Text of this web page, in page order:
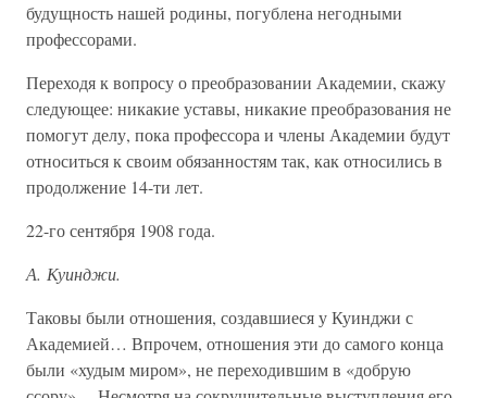
будущность нашей родины, погублена негодными
профессорами.
Переходя к вопросу о преобразовании Академии, скажу
следующее: никакие уставы, никакие преобразования не
помогут делу, пока профессора и члены Академии будут
относиться к своим обязанностям так, как относились в
продолжение 14-ти лет.
22-го сентября 1908 года.
А. Куинджи.
Таковы были отношения, создавшиеся у Куинджи с
Академией… Впрочем, отношения эти до самого конца
были «худым миром», не переходившим в «добрую